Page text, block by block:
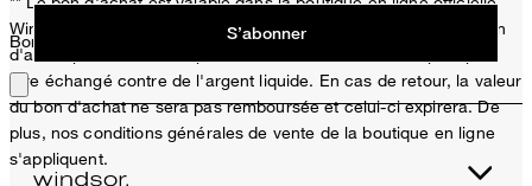
Windsor et uniquement pour les articles non soldés. Un seul bon
d'achat peut être utilisé par achat. Ce bon d'achat ne peut pas
être échangé contre de l'argent liquide. En cas de retour, la valeur
du bon d'achat ne sera pas remboursée et celui-ci expirera. De
plus, nos conditions générales de vente de la boutique en ligne
s'appliquent.
Bon choix ! S’abonner